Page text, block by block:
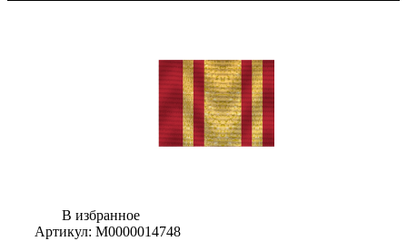
В избранное
Артикул: М0000014748